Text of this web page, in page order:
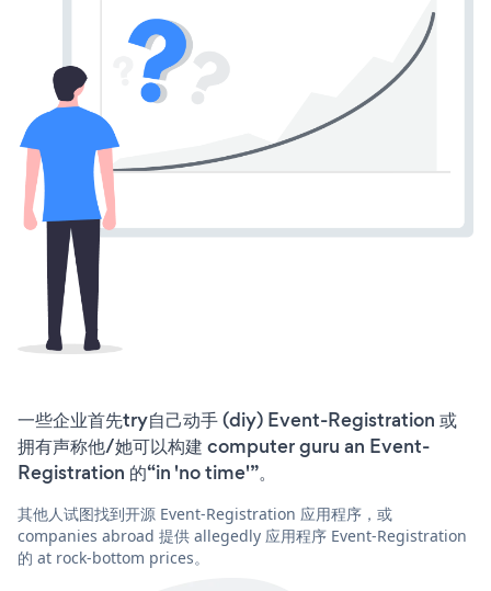
一些企业首先try自己动手 (diy) Event-Registration 或
拥有声称他/她可以构建 computer guru an Event-
Registration 的“in 'no time'”。
其他人试图找到开源 Event-Registration 应用程序，或
companies abroad 提供 allegedly 应用程序 Event-Registration
的 at rock-bottom prices。